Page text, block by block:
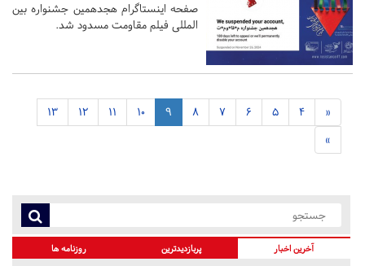
صفحه اینستاگرام هجدهمین جشنواره بین
المللی فیلم مقاومت مسدود شد.
«
4
5
6
7
8
9
10
11
12
13
»
آخرین اخبار پربازدیدترین روزنامه ها